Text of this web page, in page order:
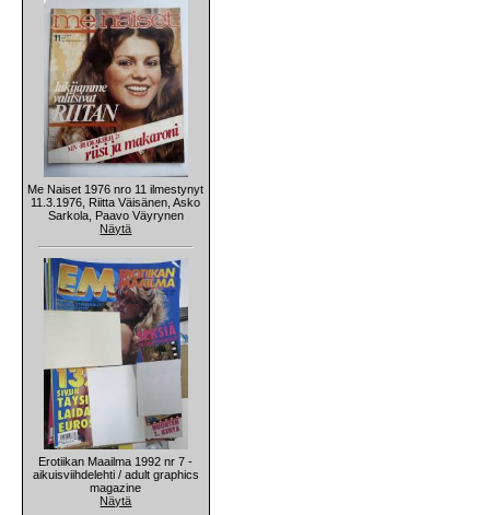
Me Naiset 1976 nro 11 ilmestynyt
11.3.1976, Riitta Väisänen, Asko
Sarkola, Paavo Väyrynen
Näytä
Erotiikan Maailma 1992 nr 7 -
aikuisviihdelehti / adult graphics
magazine
Näytä